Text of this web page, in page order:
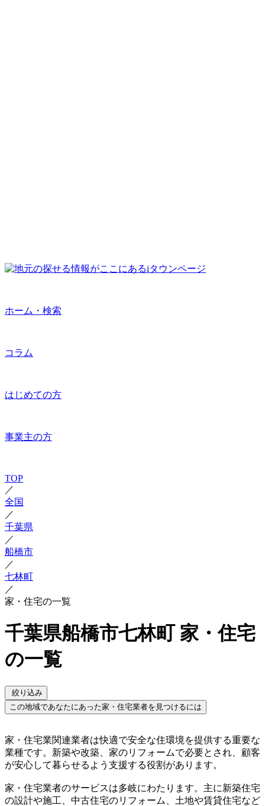
ホーム・検索
コラム
はじめての方
事業主の方
TOP
／
全国
／
千葉県
／
船橋市
／
七林町
／
家・住宅の一覧
千葉県船橋市七林町 家・住宅
の一覧
絞り込み
この地域であなたにあった家・住宅業者を見つけるには
家・住宅業関連業者は快適で安全な住環境を提供する重要な
業種です。新築や改築、家のリフォームで必要とされ、顧客
が安心して暮らせるよう支援する役割があります。
家・住宅業者のサービスは多岐にわたります。主に新築住宅
の設計や施工、中古住宅のリフォーム、土地や賃貸住宅など